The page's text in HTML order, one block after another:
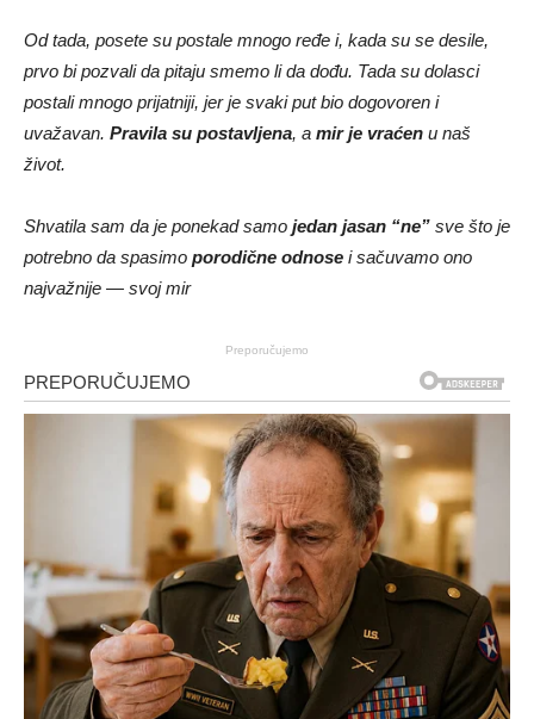
Od tada, posete su postale mnogo ređe i, kada su se desile,
prvo bi pozvali da pitaju smemo li da dođu. Tada su dolasci
postali mnogo prijatniji, jer je svaki put bio dogovoren i
uvažavan. Pravila su postavljena, a mir je vraćen u naš
život.
Shvatila sam da je ponekad samo jedan jasan “ne” sve što je
potrebno da spasimo porodične odnose i sačuvamo ono
najvažnije — svoj mir
Preporučujemo